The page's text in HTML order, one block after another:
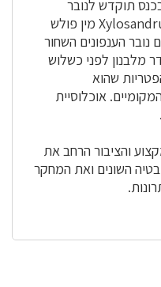
תוקדש לנובר
הענפונים השחור Xylosandrus compactus מין פולש
הענפונים השחור
מלבנון לפני כשלוש
שהוא
אוכלוסיית
והציבור הרחב את
השונים ואת המחקר